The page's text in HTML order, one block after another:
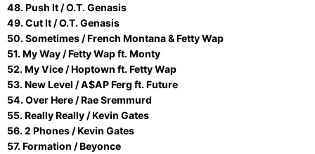
48. Push It / O.T. Genasis
49. Cut It / O.T. Genasis
50. Sometimes / French Montana & Fetty Wap
51. My Way / Fetty Wap ft. Monty
52. My Vice / Hoptown ft. Fetty Wap
53. New Level / A$AP Ferg ft. Future
54. Over Here / Rae Sremmurd
55. Really Really / Kevin Gates
56. 2 Phones / Kevin Gates
57. Formation / Beyonce